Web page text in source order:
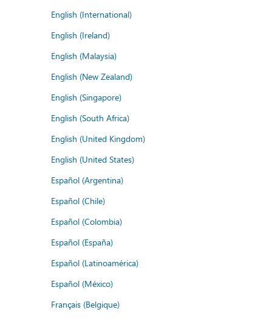
English (International)
English (Ireland)
English (Malaysia)
English (New Zealand)
English (Singapore)
English (South Africa)
English (United Kingdom)
English (United States)
Español (Argentina)
Español (Chile)
Español (Colombia)
Español (España)
Español (Latinoamérica)
Español (México)
Français (Belgique)